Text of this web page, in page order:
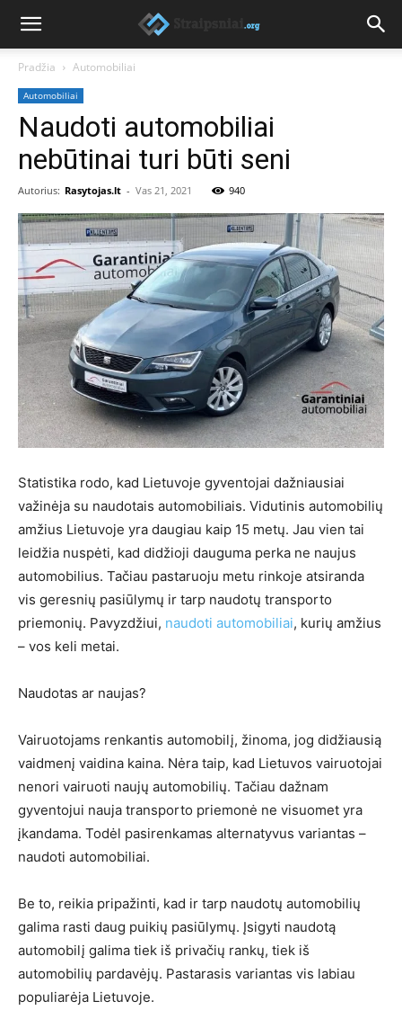
Pradžia Automobiliai
Automobiliai
Naudoti automobiliai
nebūtinai turi būti seni
Autorius: Rasytojas.lt - Vas 21, 2021 940
Statistika rodo, kad Lietuvoje gyventojai dažniausiai
važinėja su naudotais automobiliais. Vidutinis automobilių
amžius Lietuvoje yra daugiau kaip 15 metų. Jau vien tai
leidžia nuspėti, kad didžioji dauguma perka ne naujus
automobilius. Tačiau pastaruoju metu rinkoje atsiranda
vis geresnių pasiūlymų ir tarp naudotų transporto
priemonių. Pavyzdžiui, naudoti automobiliai, kurių amžius
– vos keli metai.
Naudotas ar naujas?
Vairuotojams renkantis automobilį, žinoma, jog didžiausią
vaidmenį vaidina kaina. Nėra taip, kad Lietuvos vairuotojai
nenori vairuoti naujų automobilių. Tačiau dažnam
gyventojui nauja transporto priemonė ne visuomet yra
įkandama. Todėl pasirenkamas alternatyvus variantas –
naudoti automobiliai.
Be to, reikia pripažinti, kad ir tarp naudotų automobilių
galima rasti daug puikių pasiūlymų. Įsigyti naudotą
automobilį galima tiek iš privačių rankų, tiek iš
automobilių pardavėjų. Pastarasis variantas vis labiau
populiarėja Lietuvoje.